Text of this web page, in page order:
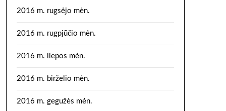
2016 m. rugsėjo mėn.
2016 m. rugpjūčio mėn.
2016 m. liepos mėn.
2016 m. birželio mėn.
2016 m. gegužės mėn.